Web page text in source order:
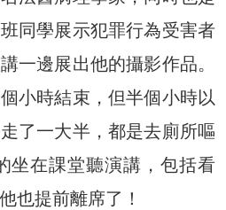
同學展示犯罪行為受害者
一邊展出他的攝影作品。
小時結束，但半個小時以
了一大半，都是去廁所嘔
坐在課堂聽演講，包括看
也提前離席了！